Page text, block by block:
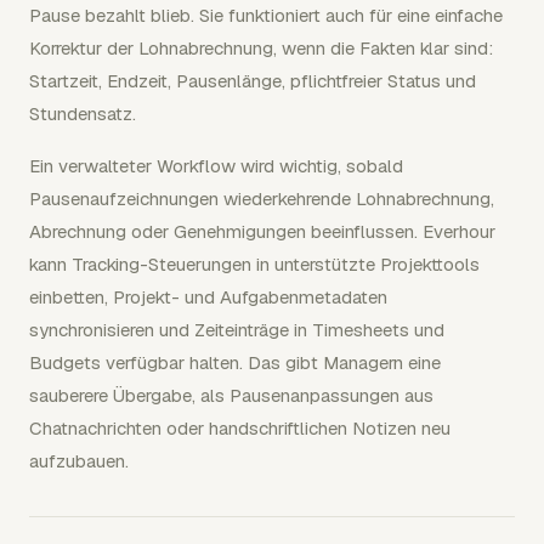
Pause bezahlt blieb. Sie funktioniert auch für eine einfache
Korrektur der Lohnabrechnung, wenn die Fakten klar sind:
Startzeit, Endzeit, Pausenlänge, pflichtfreier Status und
Stundensatz.
Ein verwalteter Workflow wird wichtig, sobald
Pausenaufzeichnungen wiederkehrende Lohnabrechnung,
Abrechnung oder Genehmigungen beeinflussen. Everhour
kann Tracking-Steuerungen in unterstützte Projekttools
einbetten, Projekt- und Aufgabenmetadaten
synchronisieren und Zeiteinträge in Timesheets und
Budgets verfügbar halten. Das gibt Managern eine
sauberere Übergabe, als Pausenanpassungen aus
Chatnachrichten oder handschriftlichen Notizen neu
aufzubauen.